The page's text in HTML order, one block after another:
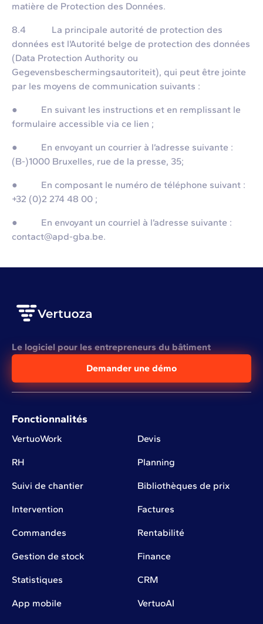
matière de Protection des Données.
8.4 La principale autorité de protection des
données est l'Autorité belge de protection des données
(Data Protection Authority ou
Gegevensbeschermingsautoriteit), qui peut être jointe
par les moyens de communication suivants :
● En suivant les instructions et en remplissant le
formulaire accessible via ce lien ;
● En envoyant un courrier à l’adresse suivante :
(B-)1000 Bruxelles, rue de la presse, 35;
● En composant le numéro de téléphone suivant :
+32 (0)2 274 48 00 ;
● En envoyant un courriel à l’adresse suivante :
contact@apd-gba.be.
Le logiciel pour les entrepreneurs du bâtiment
Demander une démo
Fonctionnalités
VertuoWork Devis
RH Planning
Suivi de chantier Bibliothèques de prix
Intervention Factures
Commandes Rentabilité
Gestion de stock Finance
Statistiques CRM
App mobile VertuoAI